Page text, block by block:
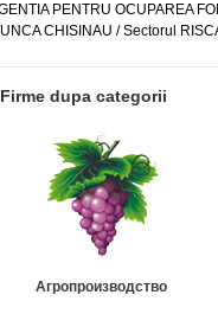
PENTRU OCUPAREA
CHISINAU / Sectorul
Firme dupa categorii
Агропроизводство